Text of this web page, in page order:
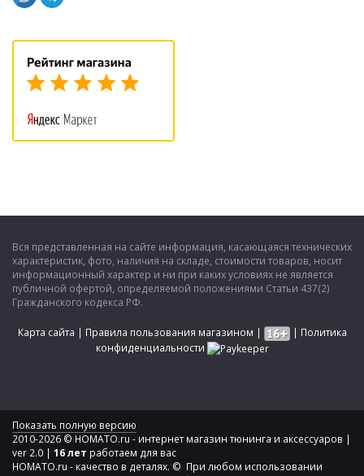
Вся представленная на сайте информация, касающаяся технических
характеристик, фото, наличия на складе, стоимости товаров, носит
информационный характер и ни при каких условиях не является
публичной офертой, определяемой положениями Статьи 437(2)
Гражданского кодекса РФ.
Карта сайта | Правила пользования магазином | | Политика
конфиденциальности
Показать полную версию
2010-2026 © HOMATO.ru - интернет магазин тюнинга и аксессуаров |
ver 2.0 | 16 лет работаем для вас
HOMATO.ru - качество в деталях. © При любом использовании